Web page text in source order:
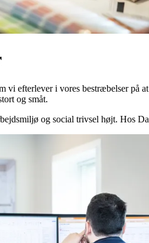
vi efterlever i vores bestræbelser på
og småt.
og social trivsel højt. Hos